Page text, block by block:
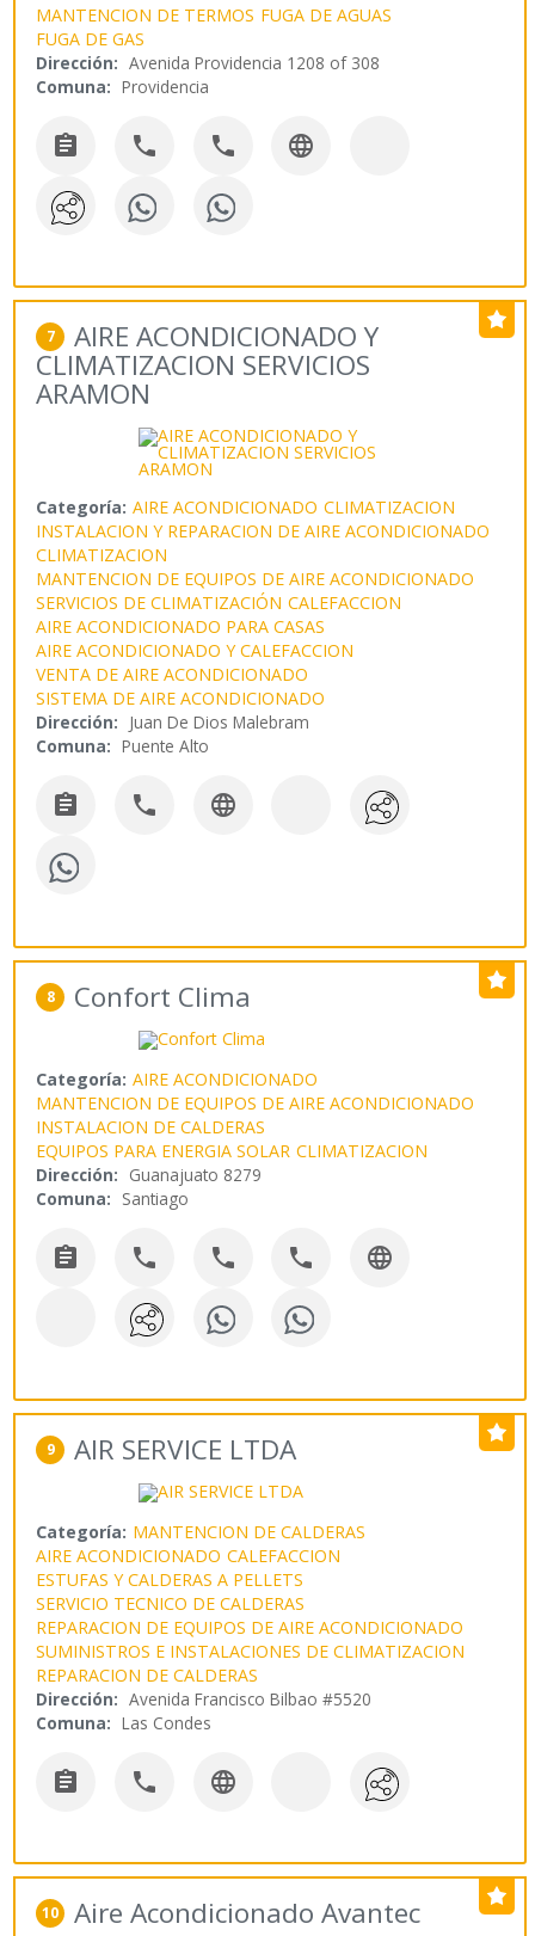
MANTENCION DE TERMOS FUGA DE AGUAS
FUGA DE GAS
Dirección: Avenida Providencia 1208 of 308
Comuna: Providencia
   
7 AIRE ACONDICIONADO Y
CLIMATIZACION SERVICIOS
ARAMON
Categoría: AIRE ACONDICIONADO CLIMATIZACION
INSTALACION Y REPARACION DE AIRE ACONDICIONADO
CLIMATIZACION
MANTENCION DE EQUIPOS DE AIRE ACONDICIONADO
SERVICIOS DE CLIMATIZACIÓN CALEFACCION
AIRE ACONDICIONADO PARA CASAS
AIRE ACONDICIONADO Y CALEFACCION
VENTA DE AIRE ACONDICIONADO
SISTEMA DE AIRE ACONDICIONADO
Dirección: Juan De Dios Malebram
Comuna: Puente Alto
  
8 Confort Clima
Categoría: AIRE ACONDICIONADO
MANTENCION DE EQUIPOS DE AIRE ACONDICIONADO
INSTALACION DE CALDERAS
EQUIPOS PARA ENERGIA SOLAR CLIMATIZACION
Dirección: Guanajuato 8279
Comuna: Santiago
    
9 AIR SERVICE LTDA
Categoría: MANTENCION DE CALDERAS
AIRE ACONDICIONADO CALEFACCION
ESTUFAS Y CALDERAS A PELLETS
SERVICIO TECNICO DE CALDERAS
REPARACION DE EQUIPOS DE AIRE ACONDICIONADO
SUMINISTROS E INSTALACIONES DE CLIMATIZACION
REPARACION DE CALDERAS
Dirección: Avenida Francisco Bilbao #5520
Comuna: Las Condes
  
10 Aire Acondicionado Avantec